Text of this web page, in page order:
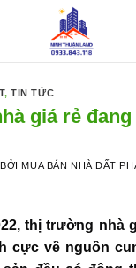
,TIN TỨC
giá rẻ
BỞI MUA BÁN NHÀ ĐẤT
thị trường nhà
cực về nguồn